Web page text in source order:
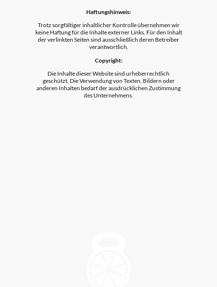
Haftungshinweis:
Trotz sorgfältiger inhaltlicher Kontrolle übernehmen wir
keine Haftung für die Inhalte externer Links. Für den Inhalt
der verlinkten Seiten sind ausschließlich deren Betreiber
verantwortlich.
Copyright:
Die Inhalte dieser Website sind urheberrechtlich
geschützt. Die Verwendung von Texten, Bildern oder
anderen Inhalten bedarf der ausdrücklichen Zustimmung
des Unternehmens.